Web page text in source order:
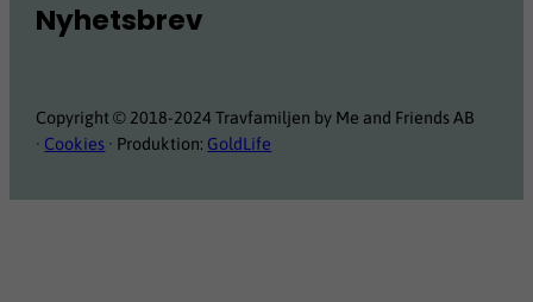
Nyhetsbrev
Copyright © 2018-2024 Travfamiljen by Me and Friends AB
· Cookies · Produktion: GoldLife